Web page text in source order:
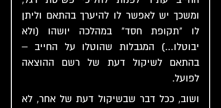
ומשכך יש לאפשר לו להיערך בהתאם וליתן
לו "תקופת חסד" במהלכה יושהו (ולא
יבוטלו…) המגבלות שהוטלו על החייב –
בהתאם לשיקול דעת של רשם ההוצאה
לפועל.
ושוב, ככל דבר שבשיקול דעת של אחר, לא